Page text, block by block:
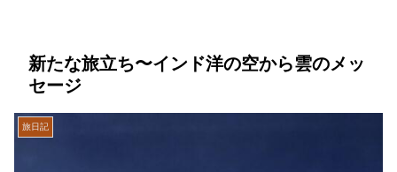
新たな旅立ち〜インド洋の空から雲のメッ
セージ
旅日記